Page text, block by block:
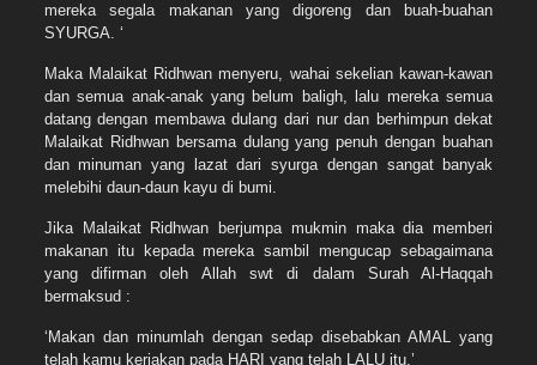
mereka segala makanan yang digoreng dan buah-buahan
SYURGA. ‘
Maka Malaikat Ridhwan menyeru, wahai sekelian kawan-kawan
dan semua anak-anak yang belum baligh, lalu mereka semua
datang dengan membawa dulang dari nur dan berhimpun dekat
Malaikat Ridhwan bersama dulang yang penuh dengan buahan
dan minuman yang lazat dari syurga dengan sangat banyak
melebihi daun-daun kayu di bumi.
Jika Malaikat Ridhwan berjumpa mukmin maka dia memberi
makanan itu kepada mereka sambil mengucap sebagaimana
yang difirman oleh Allah swt di dalam Surah Al-Haqqah
bermaksud :
‘Makan dan minumlah dengan sedap disebabkan AMAL yang
telah kamu kerjakan pada HARI yang telah LALU itu.’